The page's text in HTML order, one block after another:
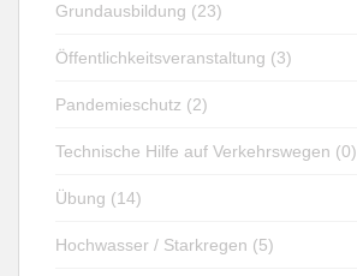
Grundausbildung (23)
Öffentlichkeitsveranstaltung (3)
Pandemieschutz (2)
Technische Hilfe auf Verkehrswegen (0)
Übung (14)
Hochwasser / Starkregen (5)